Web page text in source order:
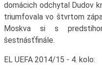
domácich odchytal Dudov
triumfovala vo štvrtom
Moskva si s
šestnásťfinále.
EL UEFA 2014/15 - 4. kolo: